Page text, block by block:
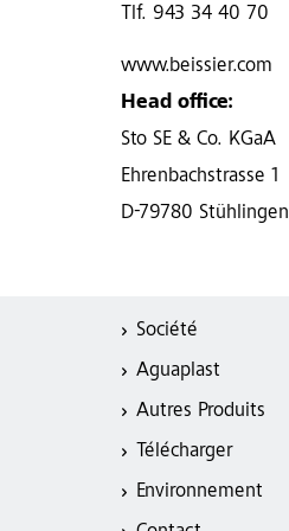
Tlf. 943 34 40 70
www.beissier.com
Head office:
Sto SE & Co. KGaA
Ehrenbachstrasse 1
D-79780 Stühlingen
Société
Aguaplast
Autres Produits
Télécharger
Environnement